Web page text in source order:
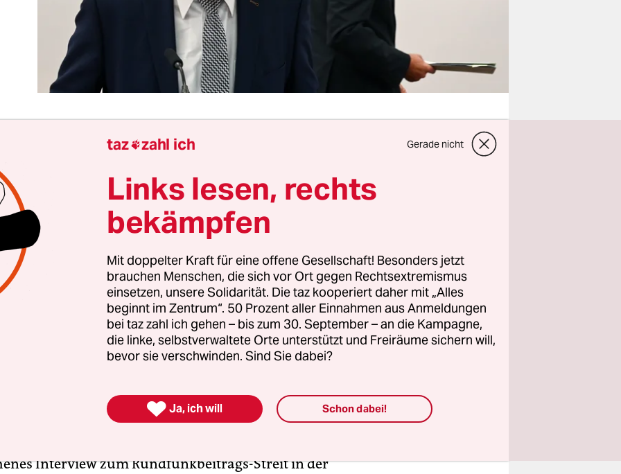
Haseloff moderiert, verzögert, vertagt gern. Er ist als
wirklich nicht durch autoritäre Ansagen
Lust an Konflikten aufgefallen. Der Rauswurf von
Stahlknecht
war schlicht die letzte Rettung. Denn der
hat mitten in einer ziemlich aussichtslosen
offen zur Revolte gegen Haseloff aufgerufen und ein
– Zusammenarbeit mit der AfD. Was Höcke in
Wahl von Kemmerich letztlich misslang, wäre mit
in Magdeburg Realität geworden: Die AfD in der Rolle des
Mit einem hochriskanten, aber überlegenswerten
die gemäßigten Kräfte bei den Rechtspopulisten
die Radikalen das Sagen.
Interview zum Rundfunkbeitrags-Streit in der
taz zahl ich Gerade nicht
Links lesen, rechts
bekämpfen
Mit doppelter Kraft für eine offene Gesellschaft! Besonders jetzt
brauchen Menschen, die sich vor Ort gegen Rechtsextremismus
einsetzen, unsere Solidarität. Die taz kooperiert daher mit „Alles
beginnt im Zentrum“. 50 Prozent aller Einnahmen aus Anmeldungen
bei taz zahl ich gehen – bis zum 30. September – an die Kampagne,
die linke, selbstverwaltete Orte unterstützt und Freiräume sichern will,
bevor sie verschwinden. Sind Sie dabei?
 Ja, ich will Schon dabei!